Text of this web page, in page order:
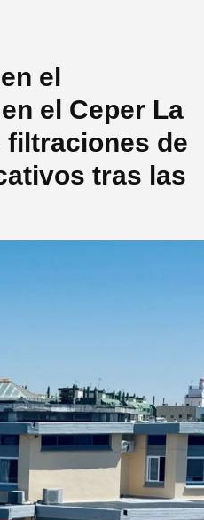
el
el Ceper La
filtraciones de
tras las